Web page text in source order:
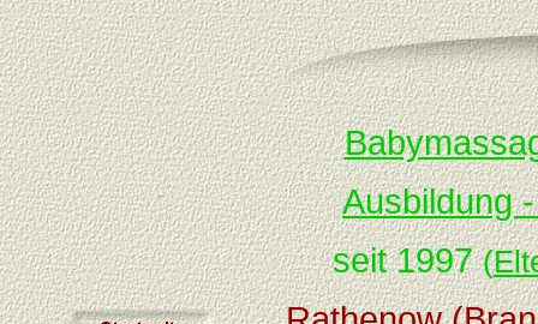
Ausbildung
seit 1997(